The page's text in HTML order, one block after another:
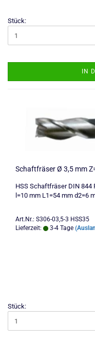
Stück:
IN
Schaftfräser Ø 3,5 mm
HSS Schaftfräser DIN 844
l=10 mm L1=54 mm d2=6
Art.Nr.: S306-03,5-3 HSS35
Lieferzeit:
3-4 Tage
Stück: